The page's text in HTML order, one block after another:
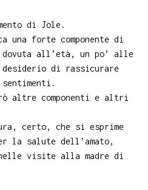
di Jole.
una forte componente di
dovuta all’età, un po’ alle
di rassicurare
altre componenti e altri
certo, che si esprime
la salute dell’amato,
visite alla madre di